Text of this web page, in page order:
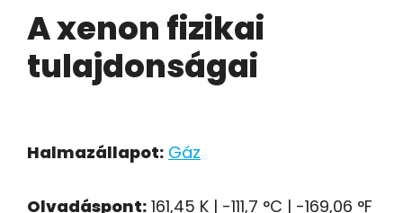
A xenon fizikai
tulajdonságai
Halmazállapot: Gáz
Olvadáspont: 161,45 K | -111,7 °C | -169,06 °F